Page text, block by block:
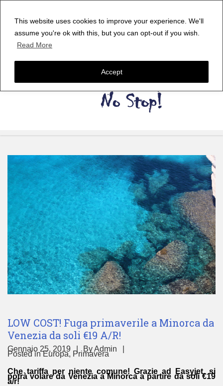
This website uses cookies to improve your experience. We'll
assume you're ok with this, but you can opt-out if you wish.
Read More
Accept
LOW COST! Fuga primaverile a Minorca da
Venezia da soli €19 A/R!
Gennaio 25, 2019 ByAdmin
Posted inEuropa, Primavera
Che tariffa per niente comune! Grazie ad Easyjet, si
potrà volare da Venezia a Minorca a partire da soli €19
a/r!